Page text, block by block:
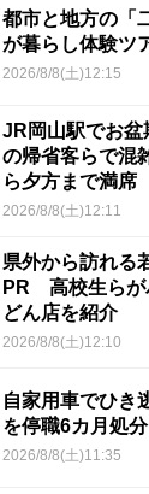
都市と地方の「
が暮らし体験ツ
2026/8/8(土)12:15
JR岡山駅でお
の帰省客らで混
ら夕方まで満席
2026/8/8(土)12:11
県外から訪れる
PR 高校生らが
どん店を紹介
2026/8/8(土)12:10
自家用車でひき
を停職6カ月処
2026/8/8(土)11:35